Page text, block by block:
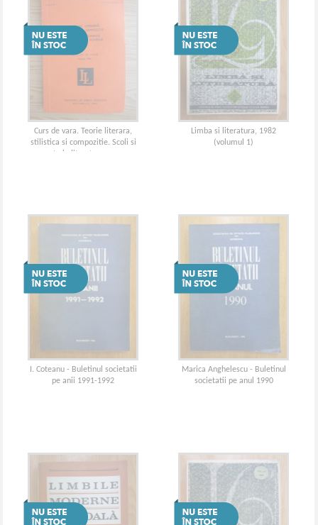
Curs de vara. Teorie literara,
stilistica si compozitie. Scoli si
curente in literatura romana
Limba si literatura, 1982
(volumul 1)
I. Coteanu - Buletinul societatii
pe anii 1991-1992
Marica Anghelescu - Buletinul
societatii pe anul 1990